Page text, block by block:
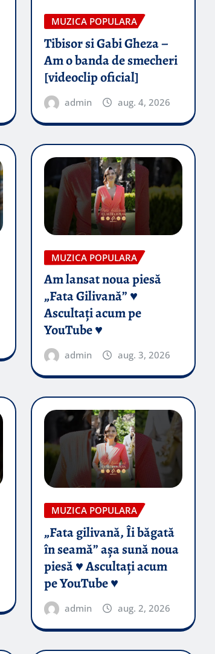
MUZICA POPULARA
Tibisor si Gabi Gheza –
Am o banda de smecheri
[videoclip oficial]
admin aug. 4, 2026
MUZICA POPULARA
Am lansat noua piesă
„Fata Gilivană” ♥️
Ascultați acum pe
YouTube ♥️
admin aug. 3, 2026
MUZICA POPULARA
„Fata gilivană, Îi băgată
în seamă” așa sună noua
piesă ♥️ Ascultați acum
pe YouTube ♥️
admin aug. 2, 2026